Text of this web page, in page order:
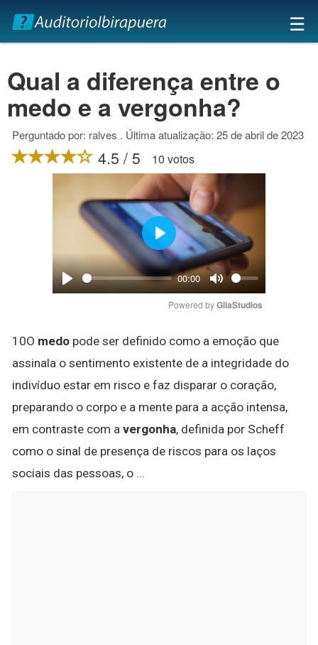
×
☰
Qual a diferença entre o
medo e a vergonha?
Perguntado por: ralves . Última atualização: 25 de abril de 2023
4.5 / 5 10 votos
Play
00:00
Mute
Play
Powered by GliaStudios
10O medo pode ser definido como a emoção que
assinala o sentimento existente de a integridade do
indivíduo estar em risco e faz disparar o coração,
preparando o corpo e a mente para a acção intensa,
em contraste com a vergonha, definida por Scheff
como o sinal de presença de riscos para os laços
sociais das pessoas, o ...